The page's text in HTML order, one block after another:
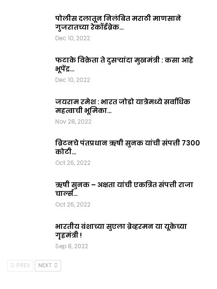
पोलीस दलातून निलंबित मराठी माणसाने
गुजरातच्या रेकॉर्डब्रेक…
Dec 10, 2022
फटाके विक्रेता ते दुसऱ्यांदा मुखमंत्री : कसा आहे
भूपेंद्र…
Dec 10, 2022
जयराम रमेश : भारत जोडो यात्रेमध्ये सर्वाधिक
महत्वाची भूमिका…
Nov 28, 2022
ब्रिटनचे पंतप्रधान ऋषी सुनक यांची संपत्ती 7300
कोटी…
Oct 26, 2022
ऋषी सुनक – अक्षता यांची एकत्रित संपत्ती राजा
चार्ल्स…
Oct 26, 2022
भारतीय वंशाच्या सुएला ब्रेव्हरमन या यूकेच्या
गृहमंत्री !
Sep 8, 2022
PREV NEXT